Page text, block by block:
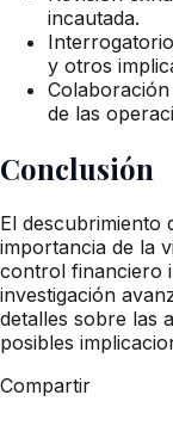
incautada.
y otros
de las
Conclusión
El descubrimiento
importancia de la
control financiero
investigación
detalles sobre las
posibles
Compartir